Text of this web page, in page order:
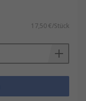
17,50 €/Stück